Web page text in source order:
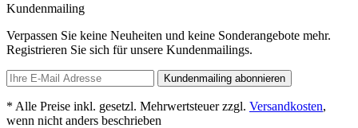
Kundenmailing
Verpassen Sie keine Neuheiten und keine Sonderangebote mehr.
Registrieren Sie sich für unsere Kundenmailings.
Kundenmailing abonnieren
* Alle Preise inkl. gesetzl. Mehrwertsteuer zzgl. Versandkosten,
wenn nicht anders beschrieben